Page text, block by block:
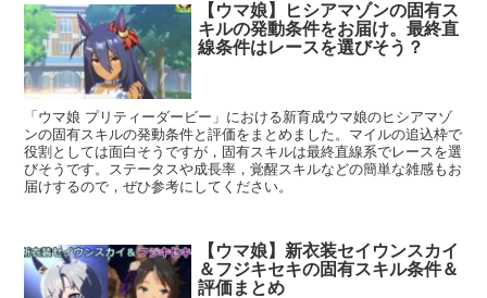
【ウマ娘】ヒシアマゾンの固有ス
キルの発動条件をお届け。最終直
線条件はレースを選びそう？
「ウマ娘 プリティーダービー」における新育成ウマ娘のヒシアマゾ
ンの固有スキルの発動条件と評価をまとめました。マイルの追込枠で
役割としては面白そうですが，固有スキルは最終直線系でレースを選
びそうです。ステータスや成長率，覚醒スキルなどの簡単な雑感もお
届けするので，ぜひ参考にしてください。
【ウマ娘】新衣装セイウンスカイ
＆フジキセキの固有スキル条件＆
評価まとめ